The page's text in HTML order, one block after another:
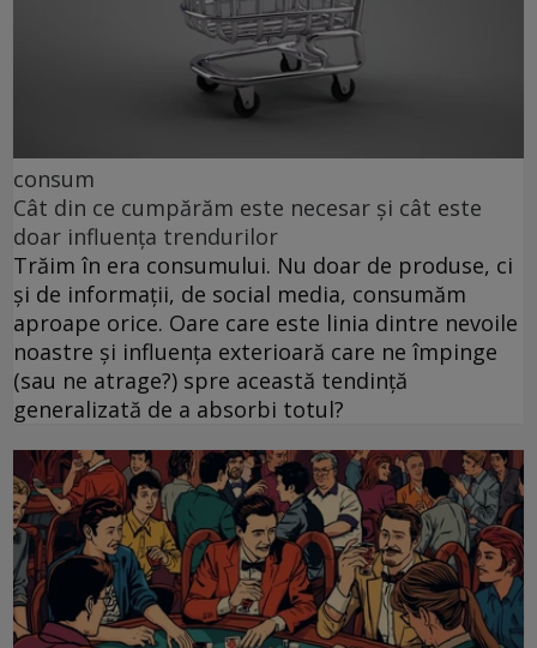
consum
Cât din ce cumpărăm este necesar și cât este
doar influența trendurilor
Trăim în era consumului. Nu doar de produse, ci
și de informații, de social media, consumăm
aproape orice. Oare care este linia dintre nevoile
noastre și influența exterioară care ne împinge
(sau ne atrage?) spre această tendință
generalizată de a absorbi totul?